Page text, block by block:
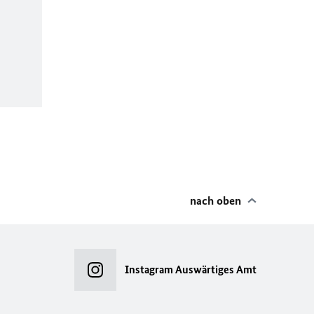
nach oben
Instagram Auswärtiges Amt